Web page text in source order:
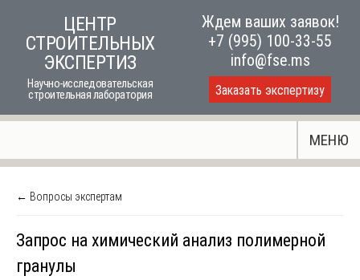
content
ЦЕНТР
СТРОИТЕЛЬНЫХ
ЭКСПЕРТИЗ
Научно-исследовательская
строительная лаборатория
Ждем ваших заявок!
+7 (995) 100-33-55
info@fse.ms
Заказать экспертизу
МЕНЮ
← Вопросы экспертам
Запрос на химический анализ полимерной
гранулы